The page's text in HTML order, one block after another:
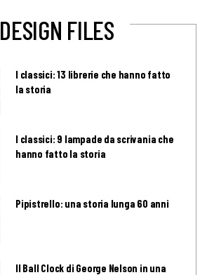
DESIGN FILES
I classici: 13 librerie che hanno fatto
la storia
I classici: 9 lampade da scrivania che
hanno fatto la storia
Pipistrello: una storia lunga 60 anni
Il Ball Clock di George Nelson in una